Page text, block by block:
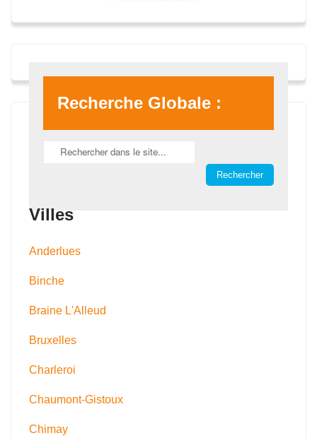
Recherche Globale :
Villes
Anderlues
Binche
Braine L'Alleud
Bruxelles
Charleroi
Chaumont-Gistoux
Chimay